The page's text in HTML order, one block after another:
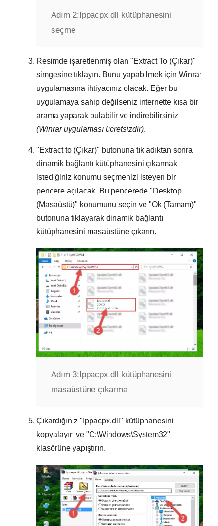
Adım 2: Ippacpx.dll kütüphanesini
seçme
Resimde işaretlenmiş olan "Extract To (Çıkar)"
simgesine tıklayın. Bunu yapabilmek için Winrar
uygulamasına ihtiyacınız olacak. Eğer bu
uygulamaya sahip değilseniz internette kısa bir
arama yaparak bulabilir ve indirebilirsiniz
(Winrar uygulaması ücretsizdir).
"Extract to (Çıkar)" butonuna tıkladıktan sonra
dinamik bağlantı kütüphanesini çıkarmak
istediğiniz konumu seçmenizi isteyen bir
pencere açılacak. Bu pencerede "Desktop
(Masaüstü)" konumunu seçin ve "Ok (Tamam)"
butonuna tıklayarak dinamik bağlantı
kütüphanesini masaüstüne çıkarın.
Adım 3: Ippacpx.dll kütüphanesini
masaüstüne çıkarma
Çıkardığınız " Ippacpx.dll " kütüphanesini
kopyalayın ve "C:\Windows\System32"
klasörüne yapıştırın.